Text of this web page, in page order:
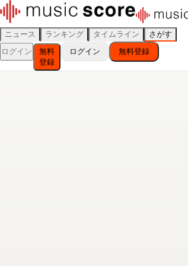
ニュース ランキング タイムライン
さがす
ログイン
無料
登録
ログイン 無料登録